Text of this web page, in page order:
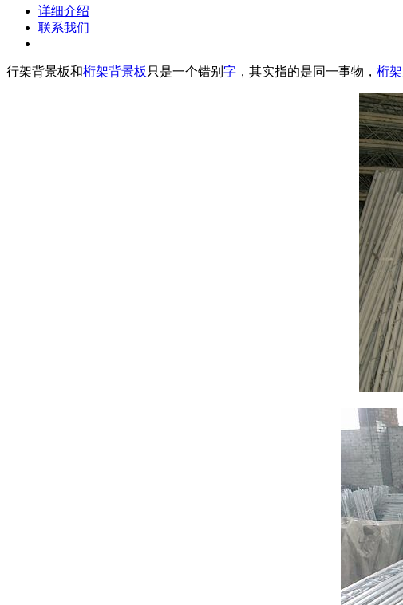
详细介绍
联系我们
行架背景板和桁架背景板 只是一个错别 字 ，其实指的是同一事物， 桁架